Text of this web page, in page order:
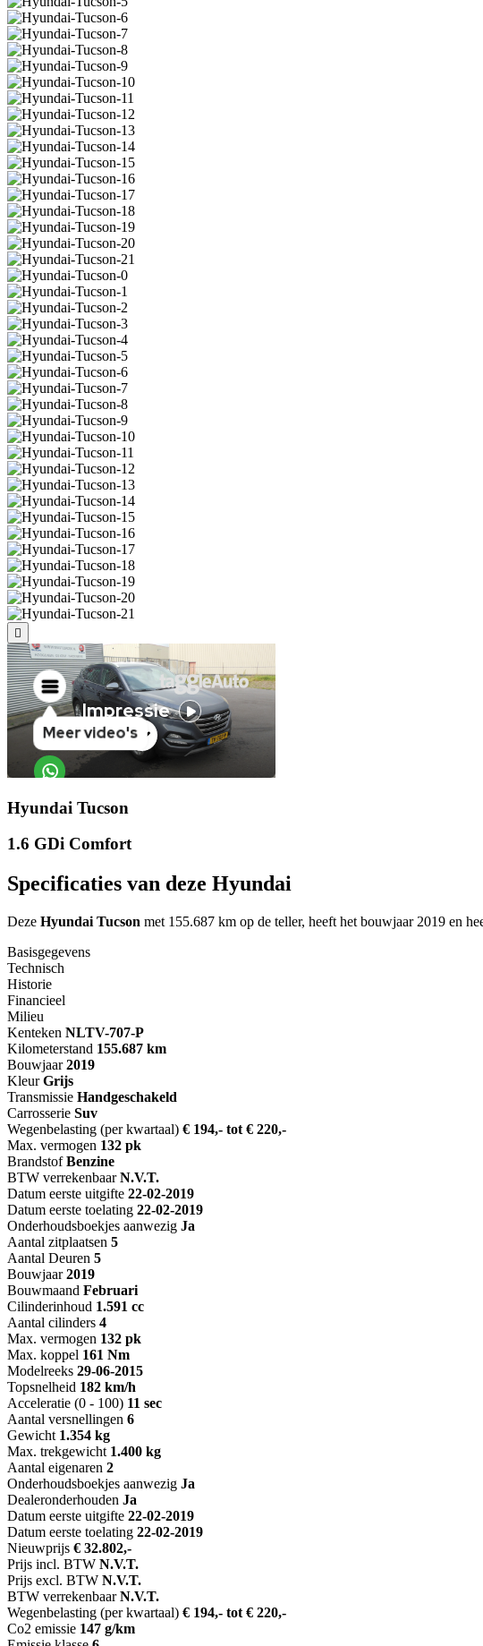
Hyundai Tucson
1.6 GDi Comfort
Specificaties van deze Hyundai
Deze Hyundai Tucson met 155.687 km op de teller, heeft het bouwjaar 2019 en
Basisgegevens
Technisch
Historie
Financieel
Milieu
Kenteken NLTV-707-P
Kilometerstand 155.687 km
Bouwjaar 2019
Kleur Grijs
Transmissie Handgeschakeld
Carrosserie Suv
Wegenbelasting (per kwartaal) € 194,- tot € 220,-
Max. vermogen 132 pk
Brandstof Benzine
BTW verrekenbaar N.V.T.
Datum eerste uitgifte 22-02-2019
Datum eerste toelating 22-02-2019
Onderhoudsboekjes aanwezig Ja
Aantal zitplaatsen 5
Aantal Deuren 5
Bouwjaar 2019
Bouwmaand Februari
Cilinderinhoud 1.591 cc
Aantal cilinders 4
Max. vermogen 132 pk
Max. koppel 161 Nm
Modelreeks 29-06-2015
Topsnelheid 182 km/h
Acceleratie (0 - 100) 11 sec
Aantal versnellingen 6
Gewicht 1.354 kg
Max. trekgewicht 1.400 kg
Aantal eigenaren 2
Onderhoudsboekjes aanwezig Ja
Dealeronderhouden Ja
Datum eerste uitgifte 22-02-2019
Datum eerste toelating 22-02-2019
Nieuwprijs € 32.802,-
Prijs incl. BTW N.V.T.
Prijs excl. BTW N.V.T.
BTW verrekenbaar N.V.T.
Wegenbelasting (per kwartaal) € 194,- tot € 220,-
Co2 emissie 147 g/km